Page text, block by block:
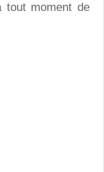
tout moment de